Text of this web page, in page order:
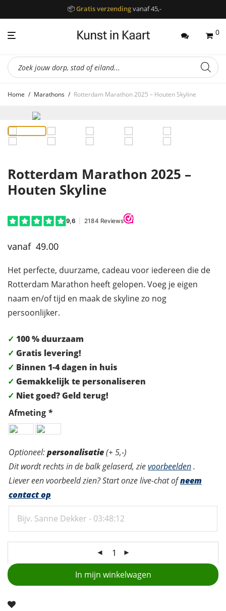
📦Gratis verzendingvanaf 45,-
0
Producten
zoeken
Home / Marathons / Rotterdam Marathon 2025 – Houten Skyline
Rotterdam Marathon 2025 –
Houten Skyline
49.00
Het perfecte, duurzame, cadeau voor iedereen die de
Rotterdam Marathon heeft gelopen. Voeg je eigen
naam en/of tijd en maak de skyline zo nog
persoonlijker.
✓ 100 % duurzaam
✓ Gratis levering!
✓ Binnen 1-4 dagen in huis
✓ Gemakkelijk te personaliseren
✓ Niet goed? Geld terug!
Afmeting *
Personalisatie:
Optioneel:personalisatie(+ 5,-)
Dit wordt rechts in de balk gelaserd, zievoorbeelden.
Liever een voorbeeld zien? Start onze live-chat ofneem
contact op
In mijn winkelwagen